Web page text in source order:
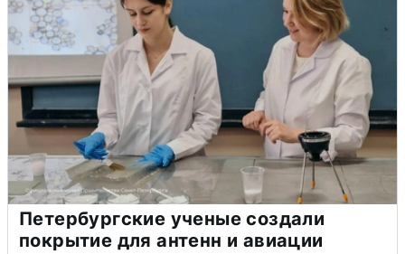
Петербургские ученые создали
покрытие для антенн и авиации